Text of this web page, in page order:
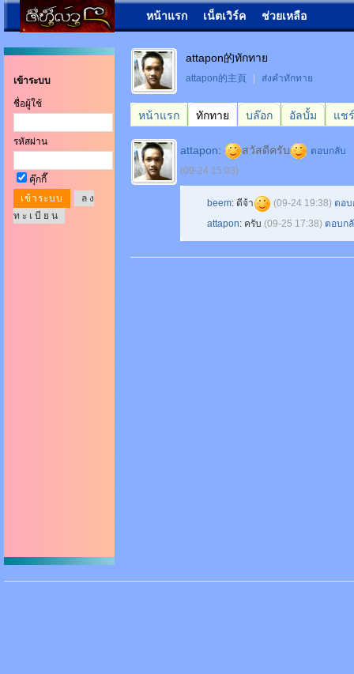
หน้าแรก เน็ตเวิร์ค ช่วยเหลือ
เข้าระบบ
ชื่อผู้ใช้
รหัสผ่าน
คุ๊กกี๊
ล ง
ท ะ เ บี ย น
attapon的ทักทาย
attapon的主頁 ส่งคำทักทาย
หน้าแรก ทักทาย บล๊อก อัลบั้ม แชร์
attapon: สวัสดีครับ
ตอบกลับ
(09-24 15:03)
beem: ดีจ้า (09-24 19:38) ตอ
attapon: ครับ (09-25 17:38) ตอบก